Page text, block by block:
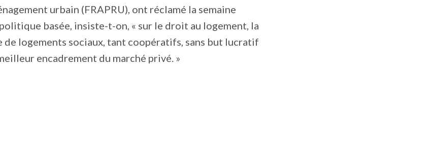
urbain (FRAPRU), ont réclamé la semaine
basée, insiste-t-on, « sur le droit au logement, la
de logements sociaux, tant coopératifs, sans but lucratif
encadrement du marché privé. »